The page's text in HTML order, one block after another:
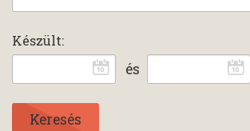
Készült:
és